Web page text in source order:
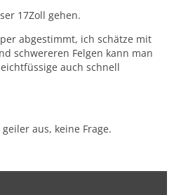
17Zoll gehen.
abgestimmt, ich schätze mit
schwereren Felgen kann man
auch schnell
aus, keine Frage.